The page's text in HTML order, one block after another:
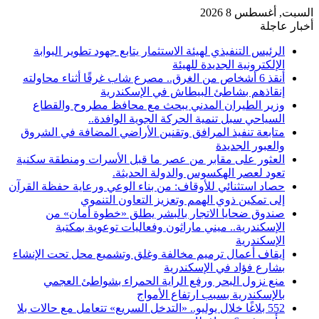
السبت, أغسطس 8 2026
أخبار عاجلة
الرئيس التنفيذي لهيئة الاستثمار يتابع جهود تطوير البوابة
الإلكترونية الجديدة للهيئة
أنقذ 6 أشخاص من الغرق.. مصرع شاب غرقًا أثناء محاولته
إنقاذهم بشاطئ البيطاش في الإسكندرية
وزير الطيران المدني يبحث مع محافظ مطروح والقطاع
السياحي سبل تنمية الحركة الجوية الوافدة..
متابعة تنفيذ المرافق وتقنين الأراضي المضافة في الشروق
والعبور الجديدة
العثور على مقابر من عصر ما قبل الأسرات ومنطقة سكنية
تعود لعصر الهكسوس والدولة الحديثة.
حصاد استثنائي للأوقاف: من بناء الوعي ورعاية حفظة القرآن
إلى تمكين ذوي الهمم وتعزيز التعاون التنموي
صندوق ضحايا الاتجار بالبشر يطلق «خطوة أمان» من
الإسكندرية.. ميني ماراثون وفعاليات توعوية بمكتبة
الإسكندرية
إيقاف أعمال ترميم مخالفة وغلق وتشميع محل تحت الإنشاء
بشارع فؤاد في الإسكندرية
منع نزول البحر ورفع الراية الحمراء بشواطئ العجمي
بالإسكندرية بسبب ارتفاع الأمواج
552 بلاغًا خلال يوليو.. «التدخل السريع» تتعامل مع حالات بلا